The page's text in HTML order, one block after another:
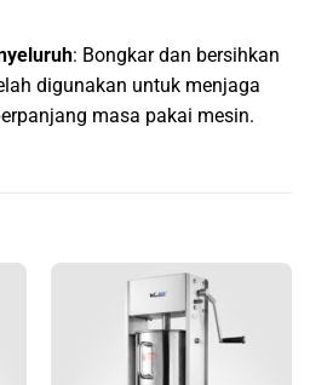
: Bongkar dan bersihkan
digunakan untuk menjaga
masa pakai mesin.